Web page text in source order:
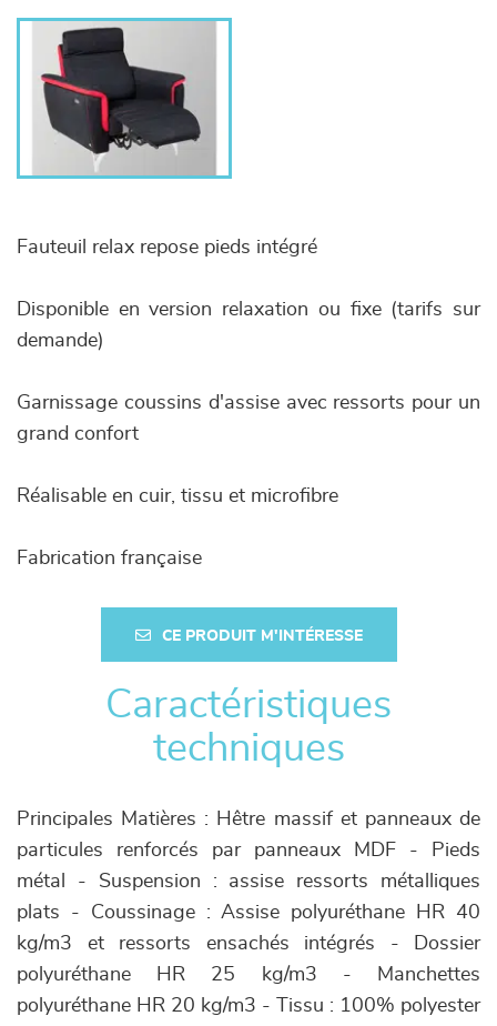
Fauteuil relax repose pieds intégré
Disponible en version relaxation ou fixe (tarifs sur
demande)
Garnissage coussins d'assise avec ressorts pour un
grand confort
Réalisable en cuir, tissu et microfibre
Fabrication française
CE PRODUIT M'INTÉRESSE
Caractéristiques
techniques
Principales Matières : Hêtre massif et panneaux de
particules renforcés par panneaux MDF - Pieds
métal - Suspension : assise ressorts métalliques
plats - Coussinage : Assise polyuréthane HR 40
kg/m3 et ressorts ensachés intégrés - Dossier
polyuréthane HR 25 kg/m3 - Manchettes
polyuréthane HR 20 kg/m3 - Tissu : 100% polyester